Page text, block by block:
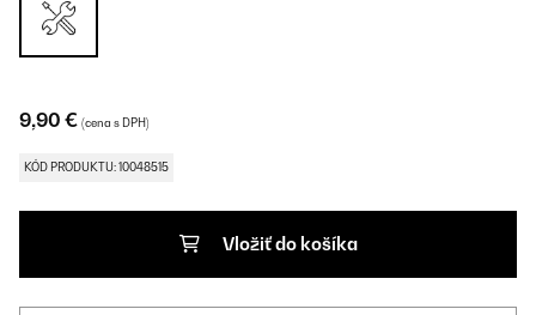
9,90 € (cena s DPH)
KÓD PRODUKTU: 10048515
Vložiť do košíka